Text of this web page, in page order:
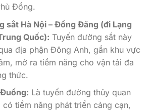
Đổng.
sắt Hà Nội – Đồng Đăng (đi Lạng
Quốc): Tuyến đường sắt này
địa phận Đông Anh, gần khu vực
mở ra tiềm năng cho vận tải đa
thức.
Là tuyến đường thủy quan
có tiềm năng phát triển cảng cạn,